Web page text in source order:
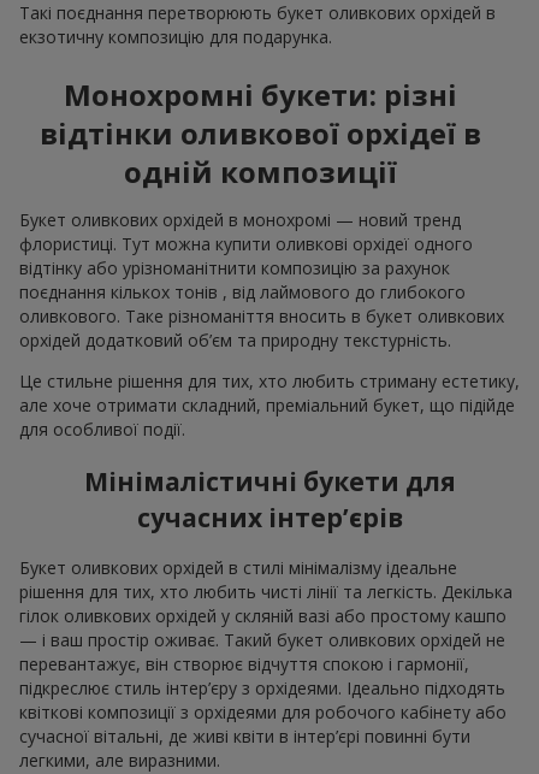
Такі поєднання перетворюють букет оливкових орхідей в
екзотичну композицію для подарунка.
Монохромні букети: різні
відтінки оливкової орхідеї в
одній композиції
Букет оливкових орхідей в монохромі — новий тренд
флористиці. Тут можна купити оливкові орхідеї одного
відтінку або урізноманітнити композицію за рахунок
поєднання кількох тонів , від лаймового до глибокого
оливкового. Таке різноманіття вносить в букет оливкових
орхідей додатковий об’єм та природну текстурність.
Це стильне рішення для тих, хто любить стриману естетику,
але хоче отримати складний, преміальний букет, що підійде
для особливої події.
Мінімалістичні букети для
сучасних інтер’єрів
Букет оливкових орхідей в стилі мінімалізму ідеальне
рішення для тих, хто любить чисті лінії та легкість. Декілька
гілок оливкових орхідей у скляній вазі або простому кашпо
— і ваш простір оживає. Такий букет оливкових орхідей не
перевантажує, він створює відчуття спокою і гармонії,
підкреслює стиль інтер’єру з орхідеями. Ідеально підходять
квіткові композиції з орхідеями для робочого кабінету або
сучасної вітальні, де живі квіти в інтер’єрі повинні бути
легкими, але виразними.